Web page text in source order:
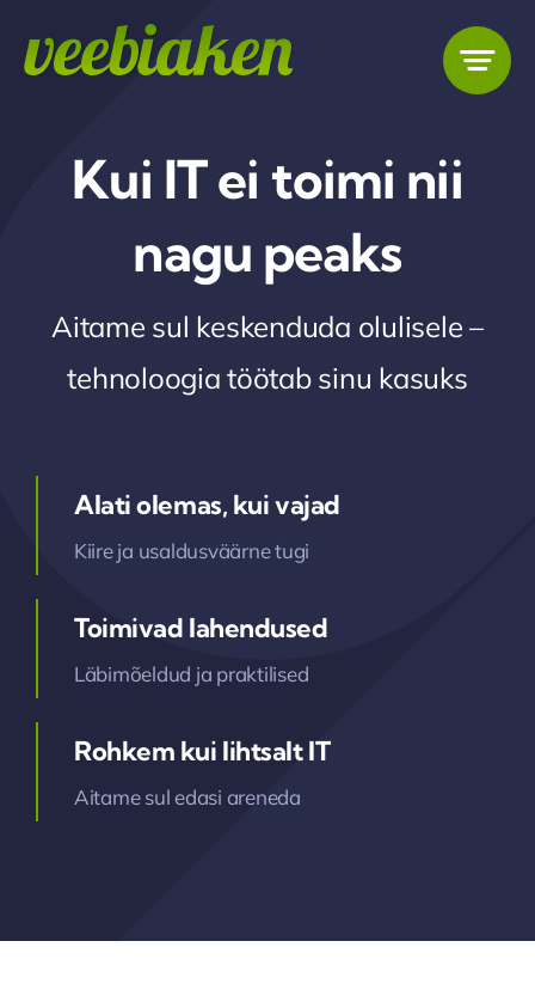
Kui IT ei toimi nii
nagu peaks
Aitame sul keskenduda olulisele –
tehnoloogia töötab sinu kasuks
Alati olemas, kui vajad
Kiire ja usaldusväärne tugi
Toimivad lahendused
Läbimõeldud ja praktilised
Rohkem kui lihtsalt IT
Aitame sul edasi areneda